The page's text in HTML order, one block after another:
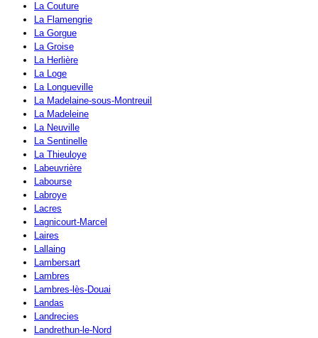
La Couture
La Flamengrie
La Gorgue
La Groise
La Herlière
La Loge
La Longueville
La Madelaine-sous-Montreuil
La Madeleine
La Neuville
La Sentinelle
La Thieuloye
Labeuvrière
Labourse
Labroye
Lacres
Lagnicourt-Marcel
Laires
Lallaing
Lambersart
Lambres
Lambres-lès-Douai
Landas
Landrecies
Landrethun-le-Nord